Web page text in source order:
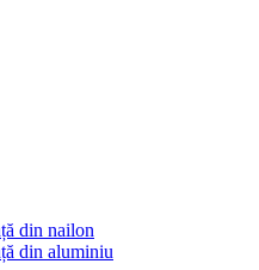
din nailon
din aluminiu